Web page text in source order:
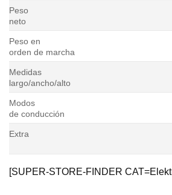
Peso
neto
Peso en
orden de marcha
Medidas
largo/ancho/alto
Modos
de conducción
Extra
[SUPER-STORE-FINDER